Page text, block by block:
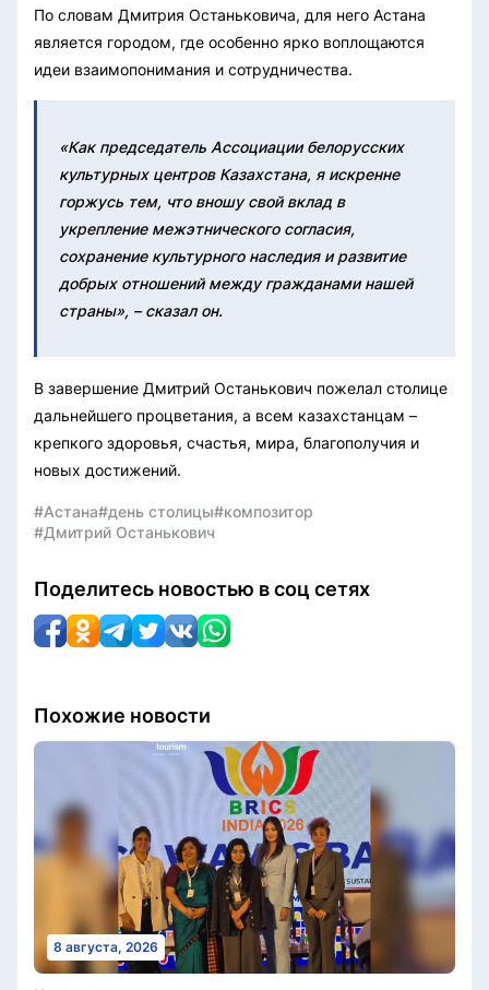
По словам Дмитрия Останьковича, для него Астана
является городом, где особенно ярко воплощаются
идеи взаимопонимания и сотрудничества.
«Как председатель Ассоциации белорусских
культурных центров Казахстана, я искренне
горжусь тем, что вношу свой вклад в
укрепление межэтнического согласия,
сохранение культурного наследия и развитие
добрых отношений между гражданами нашей
страны», – сказал он.
В завершение Дмитрий Останькович пожелал столице
дальнейшего процветания, а всем казахстанцам –
крепкого здоровья, счастья, мира, благополучия и
новых достижений.
#Астана#день столицы#композитор
#Дмитрий Останькович
Поделитесь новостью в соц сетях
Похожие новости
8 августа, 2026